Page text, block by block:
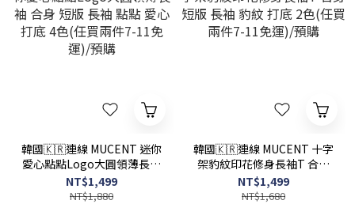
韓國🇰🇷連線 MUCENT 迷你
愛心點點Logo大圓領薄長袖
合身 短版 長袖 點點 愛心 打
底 4色(任買兩件7-11免運)/
NT$1,499
NT$1,880
韓國🇰🇷連線 MUCENT 十字
架豹紋印花修身長袖T 合身
短版 長袖 豹紋 打底 2色(任
買兩件7-11免運)/預購
NT$1,499
NT$1,680